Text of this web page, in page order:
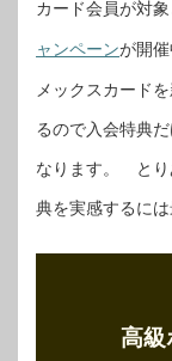
カード会員が対
ャンペーンが開
メックスカード
るので入会特典
なります。 とり
典を実感するには
高級